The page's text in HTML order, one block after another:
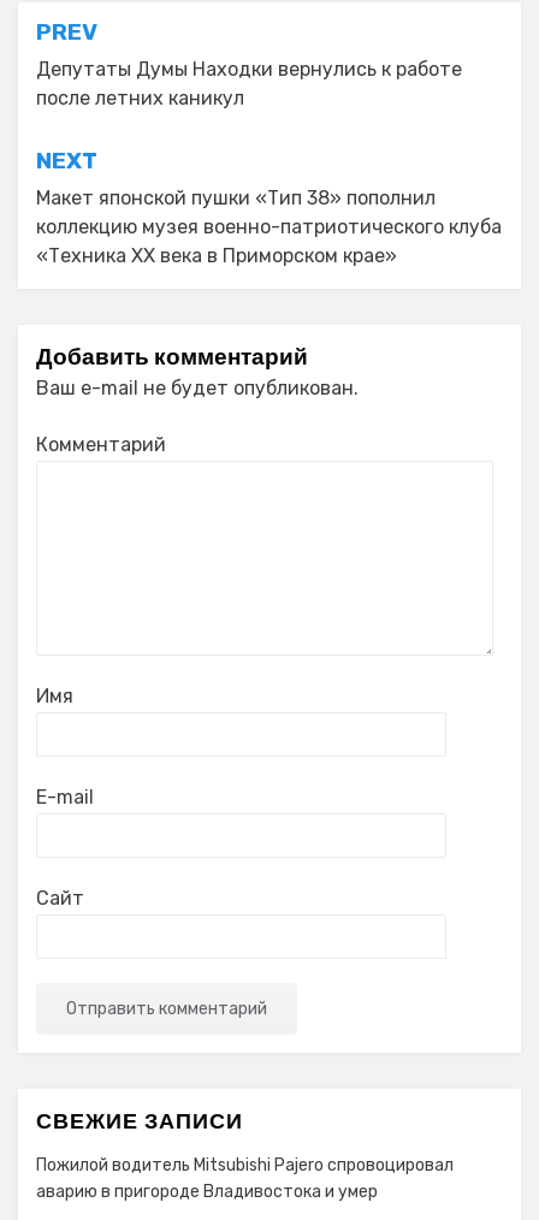
Навигация
по
записям
PREV
Депутаты Думы Находки вернулись к работе
после летних каникул
NEXT
Макет японской пушки «Тип 38» пополнил
коллекцию музея военно-патриотического клуба
«Техника XX века в Приморском крае»
Добавить комментарий
Ваш e-mail не будет опубликован.
Комментарий
Имя
E-mail
Сайт
СВЕЖИЕ ЗАПИСИ
Пожилой водитель Mitsubishi Pajero спровоцировал
аварию в пригороде Владивостока и умер